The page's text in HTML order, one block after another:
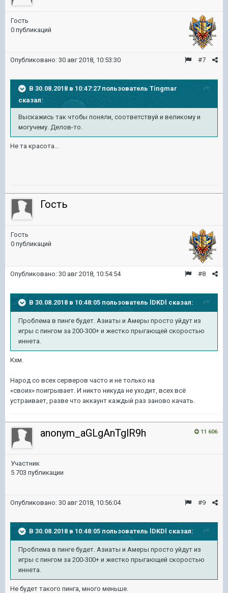
Гость
0 публикаций
#7
Опубликовано: 30 авг 2018, 10:53:30
В 30.08.2018 в 10:47:27 пользователь Tingmar
сказал:
Выскажись так чтобы поняли, соответствуй и великому и
могучему. Делов-то.
Не та красота...
Гость
Гость
0 публикаций
#8
Опубликовано: 30 авг 2018, 10:54:54
В 30.08.2018 в 10:48:05 пользователь lDKDl сказал:
Проблема в пинге будет. Азиаты и Амеры просто уйдут из
игры с пингом за 200-300+ и жестко прыгающей скоростью
иннета.
Кхм.
Народ со всех серверов часто и не только на
«своих» поигрывает. И никто никуда не уходит, всех всё
устраивает, разве что аккаунт каждый раз заново качать.
11 606
anonym_aGLgAnTglR9h
Участник
5 703 публикации
#9
Опубликовано: 30 авг 2018, 10:56:04
В 30.08.2018 в 10:48:05 пользователь lDKDl сказал:
Проблема в пинге будет. Азиаты и Амеры просто уйдут из
игры с пингом за 200-300+ и жестко прыгающей скоростью
иннета.
Не будет такого пинга, много меньше.